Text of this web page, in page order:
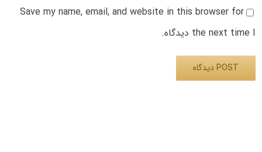
Save my name, email, and website in this browser for
the next time I دیدگاه.